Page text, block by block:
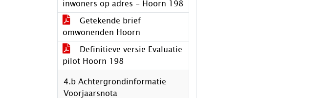
inwoners op adres - Hoorn 198
Getekende brief
omwonenden Hoorn
Definitieve versie Evaluatie
pilot Hoorn 198
4.b Achtergrondinformatie
Voorjaarsnota